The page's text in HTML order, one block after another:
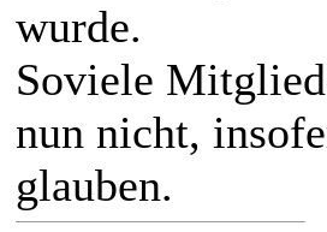
wurde.
Soviele
nun nicht,
glauben.